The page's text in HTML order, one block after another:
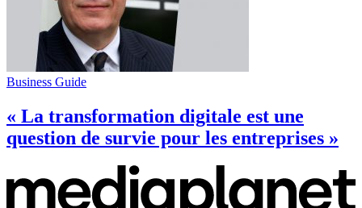
Business Guide
« La transformation digitale est une
question de survie pour les entreprises »